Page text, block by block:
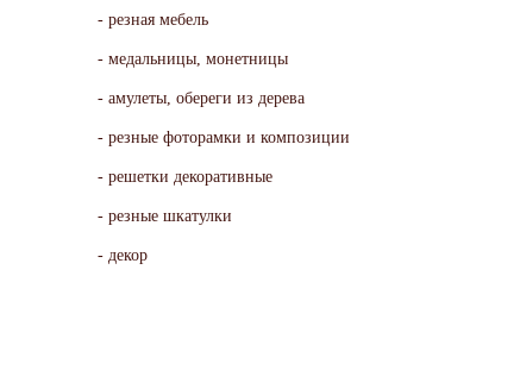
резная мебель
медальницы, монетницы
амулеты, обереги из дерева
резные фоторамки и композиции
решетки декоративные
резные шкатулки
декор